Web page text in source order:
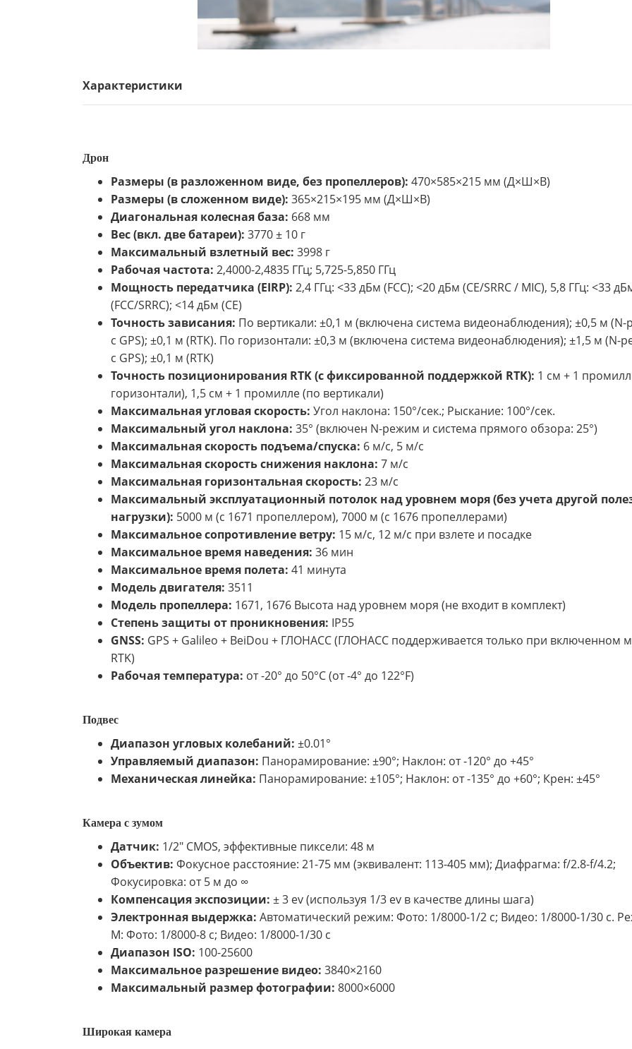
Характеристики
Дрон
Размеры (в разложенном виде, без пропеллеров): 470×585×215 мм (Д×Ш×В)
Размеры (в сложенном виде): 365×215×195 мм (Д×Ш×В)
Диагональная колесная база: 668 мм
Вес (вкл. две батареи): 3770 ± 10 г
Максимальный взлетный вес: 3998 г
Рабочая частота: 2,4000-2,4835 ГГц; 5,725-5,850 ГГц
Мощность передатчика (EIRP): 2,4 ГГц: <33 дБм (FCC); <20 дБм (CE/SRRC / MIC), 5,8 ГГц: <33
(FCC/SRRC); <14 дБм (CE)
Точность зависания: По вертикали: ±0,1 м (включена система видеонаблюдения); ±0,5 м
с GPS); ±0,1 м (RTK). По горизонтали: ±0,3 м (включена система видеонаблюдения); ±1,5 м (N-
с GPS); ±0,1 м (RTK)
Точность позиционирования RTK (с фиксированной поддержкой RTK): 1 см + 1
горизонтали), 1,5 см + 1 промилле (по вертикали)
Максимальная угловая скорость: Угол наклона: 150°/сек.; Рыскание: 100°/сек.
Максимальный угол наклона: 35° (включен N-режим и система прямого обзора: 25°)
Максимальная скорость подъема/спуска: 6 м/с, 5 м/с
Максимальная скорость снижения наклона: 7 м/с
Максимальная горизонтальная скорость: 23 м/с
Максимальный эксплуатационный потолок над уровнем моря (без учета другой
нагрузки): 5000 м (с 1671 пропеллером), 7000 м (с 1676 пропеллерами)
Максимальное сопротивление ветру: 15 м/с, 12 м/с при взлете и посадке
Максимальное время наведения: 36 мин
Максимальное время полета: 41 минута
Модель двигателя: 3511
Модель пропеллера: 1671, 1676 Высота над уровнем моря (не входит в комплект)
Степень защиты от проникновения: IP55
GNSS: GPS + Galileo + BeiDou + ГЛОНАСС (ГЛОНАСС поддерживается только при включенном
RTK)
Рабочая температура: от -20° до 50°C (от -4° до 122°F)
Подвес
Диапазон угловых колебаний: ±0.01°
Управляемый диапазон: Панорамирование: ±90°; Наклон: от -120° до +45°
Механическая линейка: Панорамирование: ±105°; Наклон: от -135° до +60°; Крен: ±45°
Камера с зумом
Датчик: 1/2" CMOS, эффективные пиксели: 48 м
Объектив: Фокусное расстояние: 21-75 мм (эквивалент: 113-405 мм); Диафрагма: f/2.8-f/4.2;
Фокусировка: от 5 м до ∞
Компенсация экспозиции: ± 3 ev (используя 1/3 ev в качестве длины шага)
Электронная выдержка: Автоматический режим: Фото: 1/8000-1/2 с; Видео: 1/8000-1/30 с.
M: Фото: 1/8000-8 с; Видео: 1/8000-1/30 с
Диапазон ISO: 100-25600
Максимальное разрешение видео: 3840×2160
Максимальный размер фотографии: 8000×6000
Широкая камера